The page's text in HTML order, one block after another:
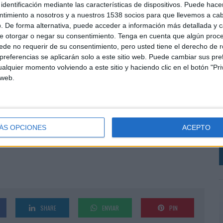
mediante las características de dispositivos. Puede
a nosotros y a nuestros 1538 socios para que llevemos a
De forma alternativa, puede acceder a información más detallada y
otorgar o negar su consentimiento. Tenga en cuenta que algún
no requerir de su consentimiento, pero usted tiene el derecho de
se aplicarán solo a este sitio web. Puede cambiar sus
momento volviendo a este sitio y haciendo clic en el botón
OPCIONES ACEPTO
celebrar precisamente esos pequeños rituales
nuestro vínculo", explica Elisenda Saperas,
España.
cada vez más pet friendly y en la creciente
de ocio junto a las mascotas. Según la
entre personas y animales en entornos
reforzar la conversación en torno a la
de establecimientos preparados para
SHARE ENVIAR PIN